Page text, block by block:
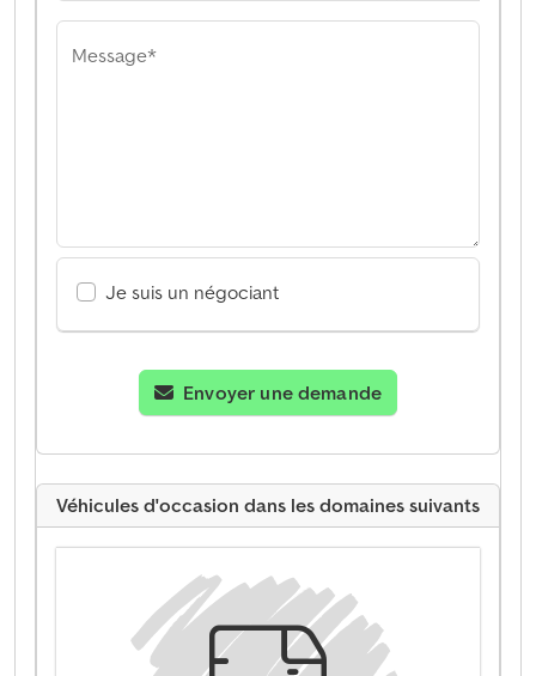
Message*
Je suis un négociant
Envoyer une demande
Véhicules d'occasion dans les domaines suivants